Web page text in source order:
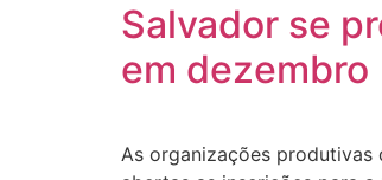
Salvador se
em dezembro
As organizações